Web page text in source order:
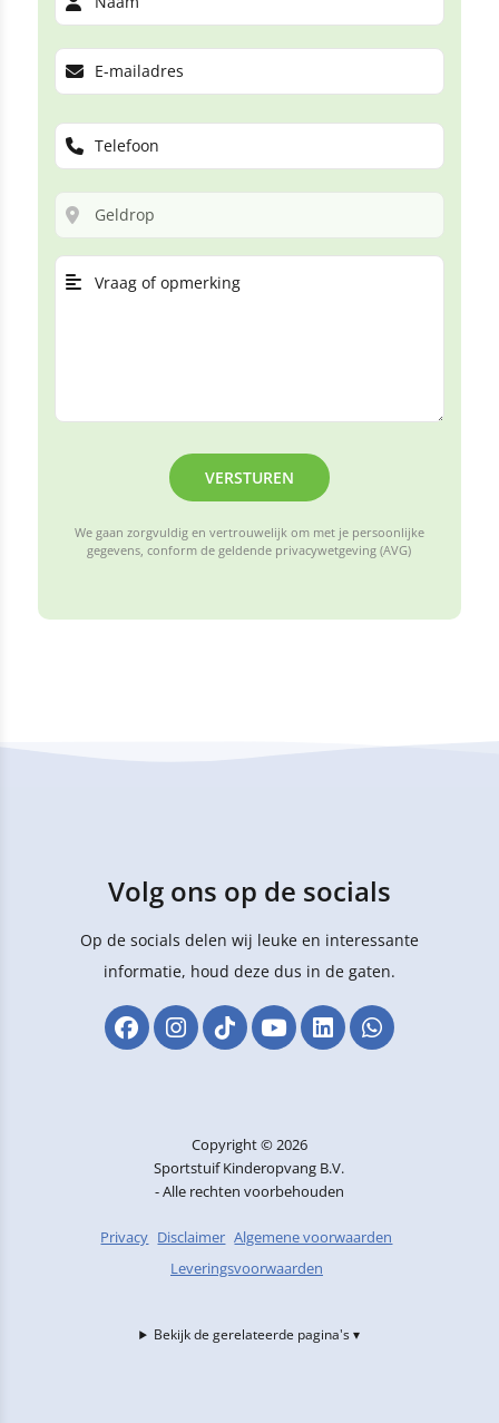
VERSTUREN
We gaan zorgvuldig en vertrouwelijk om met je persoonlijke
gegevens, conform de geldende privacywetgeving (AVG)
Volg ons op de socials
Op de socials delen wij leuke en interessante
informatie, houd deze dus in de gaten.
Copyright © 2026
Sportstuif Kinderopvang B.V.
- Alle rechten voorbehouden
Privacy Disclaimer Algemene voorwaarden
Leveringsvoorwaarden
Bekijk de gerelateerde pagina's